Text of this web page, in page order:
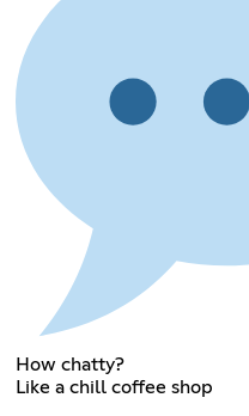
How chatty?
Like a chill coffee shop